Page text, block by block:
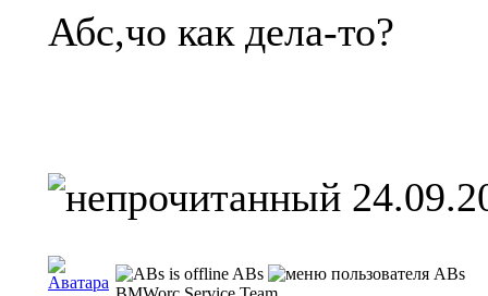
Абс,чо как дела-то?
ABs